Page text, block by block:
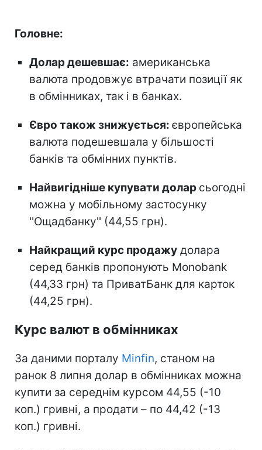
Головне:
Долар дешевшає: американська
валюта продовжує втрачати позиції як
в обмінниках, так і в банках.
Євро також знижується: європейська
валюта подешевшала у більшості
банків та обмінних пунктів.
Найвигідніше купувати долар сьогодні
можна у мобільному застосунку
''Ощадбанку'' (44,55 грн).
Найкращий курс продажу долара
серед банків пропонують Monobank
(44,33 грн) та ПриватБанк для карток
(44,25 грн).
Курс валют в обмінниках
За даними порталу Minfin, станом на
ранок 8 липня долар в обмінниках можна
купити за середнім курсом 44,55 (-10
коп.) гривні, а продати – по 44,42 (-13
коп.) гривні.